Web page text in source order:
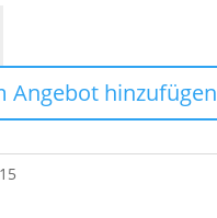
Angebot hinzufügen